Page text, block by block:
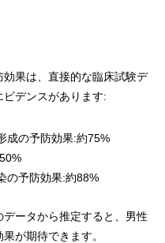
果は、直接的な臨床試験デ
デンスがあります:
成の予防効果:約75%
の予防効果:約88%
ータから推定すると、男性
が期待できます。